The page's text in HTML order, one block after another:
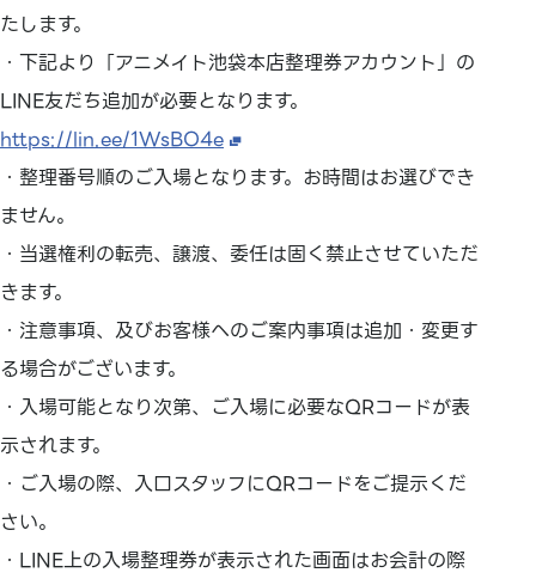
たします。
・下記より「アニメイト池袋本店整理券アカウント」の
LINE友だち追加が必要となります。
https://lin.ee/1WsBO4e
・整理番号順のご入場となります。お時間はお選びでき
ません。
・当選権利の転売、譲渡、委任は固く禁止させていただ
きます。
・注意事項、及びお客様へのご案内事項は追加・変更す
る場合がございます。
・入場可能となり次第、ご入場に必要なQRコードが表
示されます。
・ご入場の際、入口スタッフにQRコードをご提示くだ
さい。
・LINE上の入場整理券が表示された画面はお会計の際